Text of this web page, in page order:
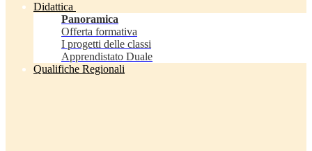
Didattica
Panoramica
Offerta formativa
I progetti delle classi
Apprendistato Duale
Qualifiche Regionali